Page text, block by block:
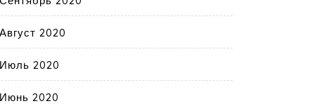
Август 2020
Июль 2020
Июнь 2020